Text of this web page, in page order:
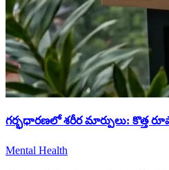
గర్భధారణలో శరీర మార్పులు: కొత్త
Mental Health